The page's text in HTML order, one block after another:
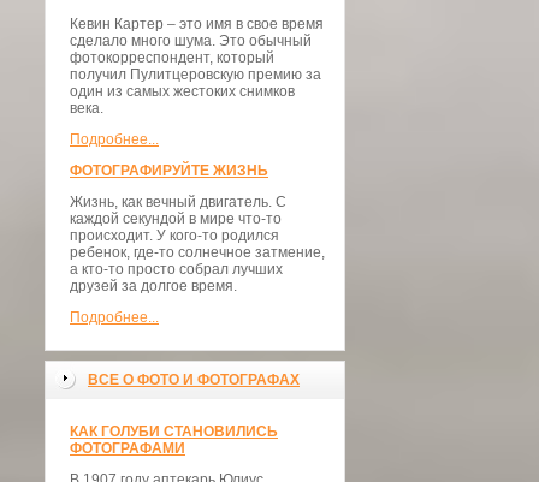
Кевин Картер – это имя в свое время
сделало много шума. Это обычный
фотокорреспондент, который
получил Пулитцеровскую премию за
один из самых жестоких снимков
века.
Подробнее...
ФОТОГРАФИРУЙТЕ ЖИЗНЬ
Жизнь, как вечный двигатель. С
каждой секундой в мире что-то
происходит. У кого-то родился
ребенок, где-то солнечное затмение,
а кто-то просто собрал лучших
друзей за долгое время.
Подробнее...
ВСЕ О ФОТО И ФОТОГРАФАХ
КАК ГОЛУБИ СТАНОВИЛИСЬ
ФОТОГРАФАМИ